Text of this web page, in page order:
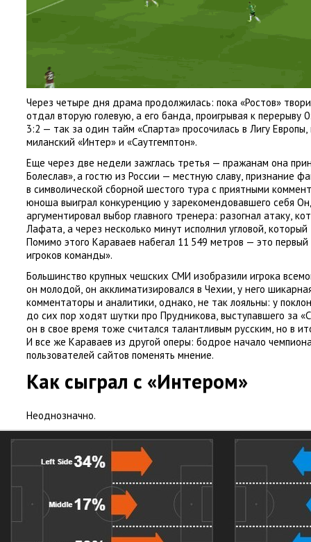
Через четыре дня драма продолжилась: пока «Ростов»
отдал вторую голевую, а его банда, проигрывая к перерыву
3:2 — так за один тайм «Спарта» просочилась в Лигу Европы,
миланский «Интер» и «Саутгемптон».
Еще через две недели зажглась третья — пражанам она
Болеслав», а гостю из России — местную славу, признание
в символической сборной шестого тура с приятными
юноша выиграл конкуренцию у зарекомендовавшего себя
аргументировал выбор главного тренера: разогнал атаку,
Лафата, а через несколько минут исполнил угловой, который
Помимо этого Караваев набегал 11 549 метров — это первый
игроков команды».
Большинство крупных чешских СМИ изобразили игрока
он молодой, он акклиматизировался в Чехии, у него
комментаторы и аналитики, однако, не так лояльны: у
до сих пор ходят шутки про Прудникова, выступавшего за
он в свое время тоже считался талантливым русским, но в
И все же Караваев из другой оперы: бодрое начало
пользователей сайтов поменять мнение.
Как сыграл с «Интером»
Неоднозначно.